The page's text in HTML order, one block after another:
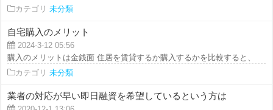
カテゴリ 未分類
自宅購入のメリット
2024-3-12 05:56
購入のメリットは金銭面 住居を賃貸するか購入するかを比較すると、購
カテゴリ 未分類
業者の対応が早い即日融資を希望しているという方は